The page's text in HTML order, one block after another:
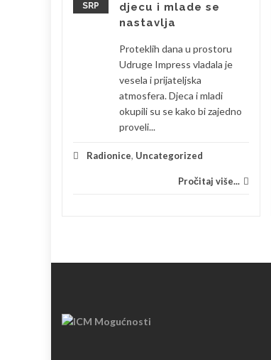
SRP
djecu i mlade se
nastavlja
Proteklih dana u prostoru
Udruge Impress vladala je
vesela i prijateljska
atmosfera. Djeca i mladi
okupili su se kako bi zajedno
proveli...
Radionice, Uncategorized
Pročitaj više...